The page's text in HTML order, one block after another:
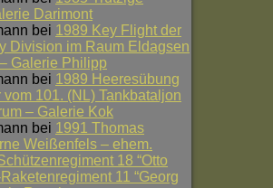
Darimont
bei 1989 Key Flight der
Division im Raum Eldagsen
Galerie Philipp
bei 1989 Heeresübung
vom 101. (NL) Tankbataljon
– Galerie Kok
bei 1991 Thomas
Weißenfels – ehem.
18 “Otto
11 “Georg